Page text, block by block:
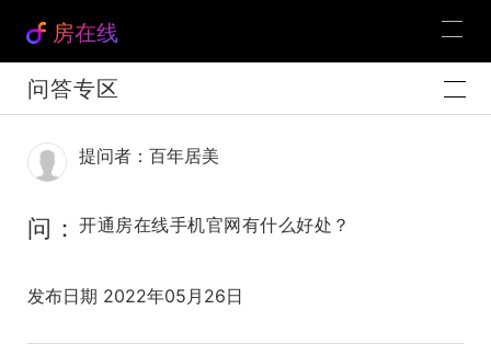
房在线
问答专区
提问者：百年居美
问： 开通房在线手机官网有什么好处？
发布日期 2022年05月26日